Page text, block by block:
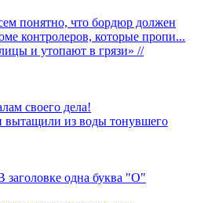
понятно, что бордюр должен
контролеров, которые пропи...
и утопают в грязи» //
своего дела!
вытащили из воды тонувшего
заголовке одна буква "О"